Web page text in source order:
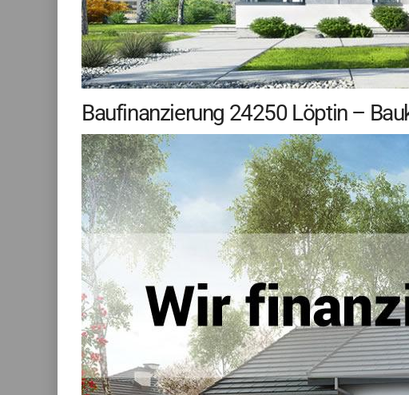
Baufinanzierung 24250 Löptin –